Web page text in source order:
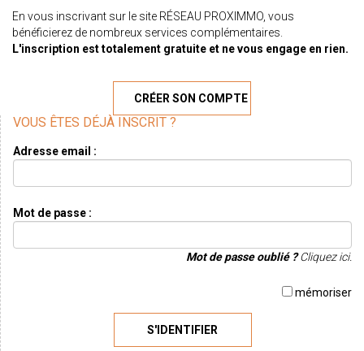
En vous inscrivant sur le site RÉSEAU PROXIMMO, vous
bénéficierez de nombreux services complémentaires.
L'inscription est totalement gratuite et ne vous engage en rien.
CRÉER SON COMPTE
VOUS ÊTES DÉJÀ INSCRIT ?
Adresse email :
Mot de passe :
Mot de passe oublié ?Cliquez ici.
mémoriser
S'IDENTIFIER